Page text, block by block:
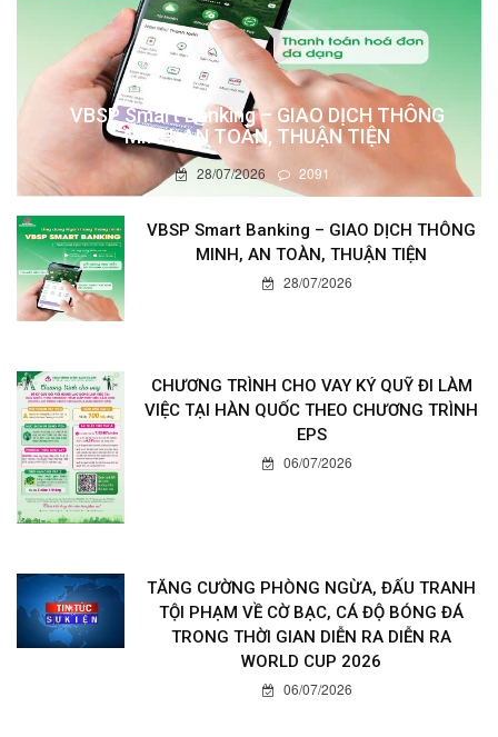
VBSP Smart Banking – GIAO DỊCH THÔNG
MINH, AN TOÀN, THUẬN TIỆN
28/07/2026 2091
VBSP Smart Banking – GIAO DỊCH THÔNG
MINH, AN TOÀN, THUẬN TIỆN
28/07/2026
CHƯƠNG TRÌNH CHO VAY KÝ QUỸ ĐI LÀM
VIỆC TẠI HÀN QUỐC THEO CHƯƠNG TRÌNH
EPS
06/07/2026
TĂNG CƯỜNG PHÒNG NGỪA, ĐẤU TRANH
TỘI PHẠM VỀ CỜ BẠC, CÁ ĐỘ BÓNG ĐÁ
TRONG THỜI GIAN DIỄN RA DIỄN RA
WORLD CUP 2026
06/07/2026